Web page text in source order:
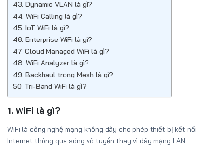
43. Dynamic VLAN là gì?
44. WiFi Calling là gì?
45. IoT WiFi là gì?
46. Enterprise WiFi là gì?
47. Cloud Managed WiFi là gì?
48. WiFi Analyzer là gì?
49. Backhaul trong Mesh là gì?
50. Tri-Band WiFi là gì?
1. WiFi là gì?
WiFi là công nghệ mạng không dây cho phép thiết bị kết nối
Internet thông qua sóng vô tuyến thay vì dây mạng LAN.